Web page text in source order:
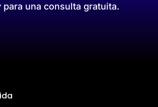
una consulta gratuita.